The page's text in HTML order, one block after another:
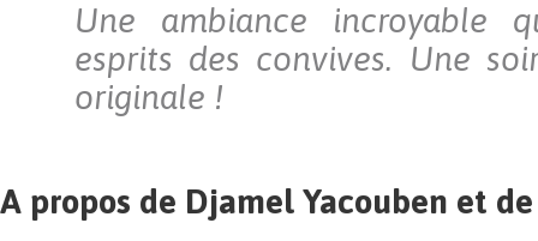
Une ambiance incroyable
esprits des convives. Une
originale !
A propos de Djamel Yacouben et